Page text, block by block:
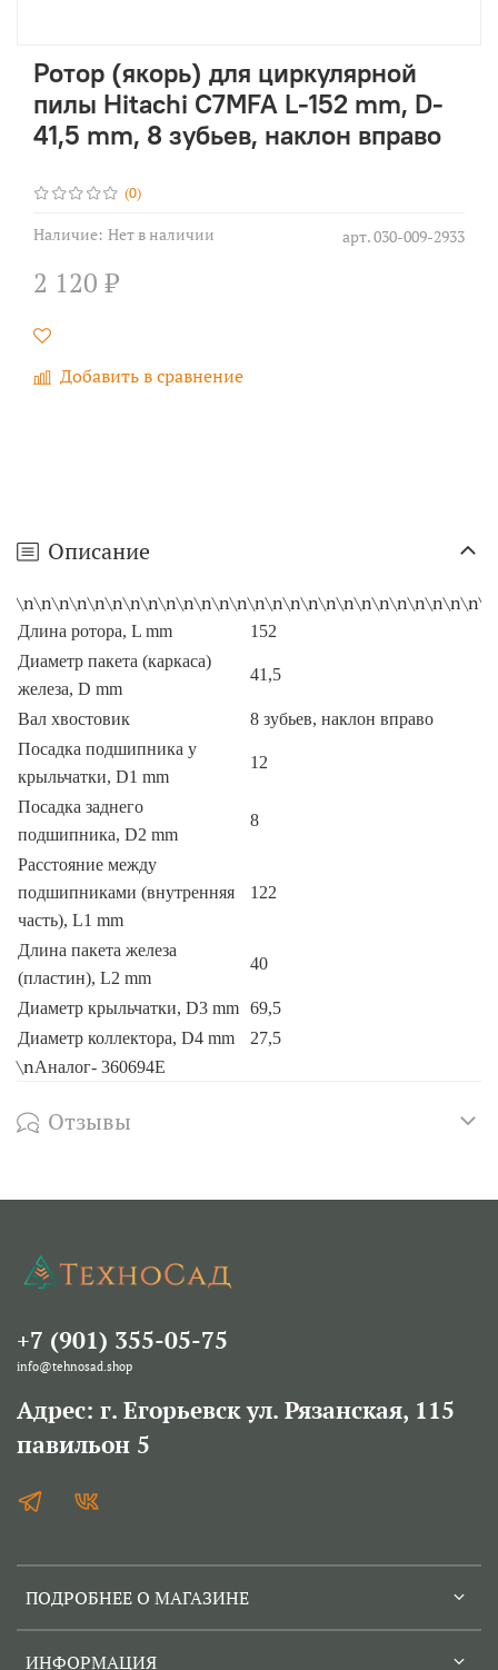
(0)
арт.030-009-2933
Наличие: Нет в наличии
Ротор (якорь) для циркулярной
пилы Hitachi C7MFA L-152 mm, D-
41,5 mm, 8 зубьев, наклон вправо
2 120 ₽
Добавить в сравнение
Описание
Длина ротора, L mm
152
Диаметр пакета (каркаса)
железа, D mm
41,5
Вал хвостовик
8 зубьев, наклон вправо
Посадка подшипника у
крыльчатки, D1 mm
12
Посадка заднего
подшипника, D2 mm
8
Расстояние между
подшипниками (внутренняя
часть), L1 mm
122
Длина пакета железа
(пластин), L2 mm
40
Диаметр крыльчатки, D3 mm 69,5
Диаметр коллектора, D4 mm
27,5
\nАналог- 360694E
Отзывы
ПОДРОБНЕЕ О МАГАЗИНЕ
ИНФОРМАЦИЯ
+7 (901) 355-05-75
info@tehnosad.shop
Адрес: г. Егорьевск ул. Рязанская, 115
павильон 5